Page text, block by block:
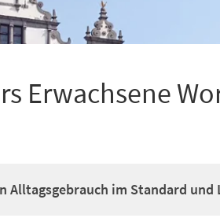
Erwachsene
Alltagsgebrauch im Standard und